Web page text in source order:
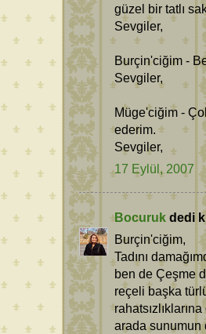
güzel bir tatlı
Sevgiler,
Burçin'ciğim -
Sevgiler,
Müge'ciğim -
ederim.
Sevgiler,
17 Eylül, 2007
Bocuruk dedi
Burçin'ciğim,
Tadını
ben de Çeşme
reçeli başka
arada sunumun